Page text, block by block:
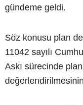
gündeme geldi.
Söz konusu plan
11042 sayılı
Askı sürecinde